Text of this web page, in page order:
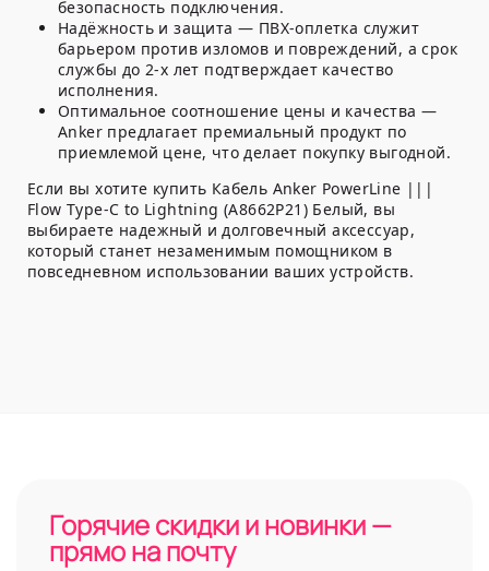
безопасность подключения.
Надёжность и защита — ПВХ-оплетка служит
барьером против изломов и повреждений, а срок
службы до 2-х лет подтверждает качество
исполнения.
Оптимальное соотношение цены и качества —
Anker предлагает премиальный продукт по
приемлемой цене, что делает покупку выгодной.
Если вы хотите купить Кабель Anker PowerLine |||
Flow Type-C to Lightning (A8662P21) Белый, вы
выбираете надежный и долговечный аксессуар,
который станет незаменимым помощником в
повседневном использовании ваших устройств.
Горячие скидки и новинки —
прямо на почту